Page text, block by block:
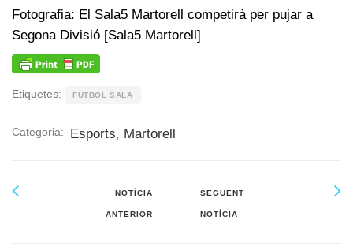
Fotografia: El Sala5 Martorell competirà per pujar a
Segona Divisió [Sala5 Martorell]
Etiquetes: FUTBOL SALA
Categoria: Esports, Martorell
NOTÍCIA
ANTERIOR
SEGÜENT
NOTÍCIA